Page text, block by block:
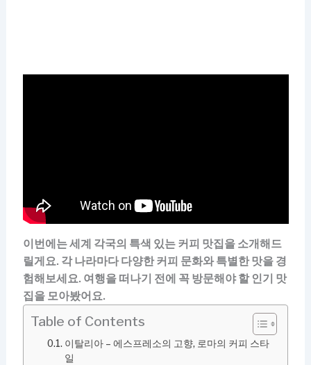
이번에는 세계 각국의 특색 있는 커피 맛집을 소개해드
릴게요. 각 나라마다 다양한 커피 문화와 특별한 맛을 경
험해보세요. 여행을 떠나기 전에 꼭 방문해야 할 인기 맛
집을 모아봤어요.
Table of Contents
이탈리아 – 에스프레소의 고향, 로마의 커피 스타
일